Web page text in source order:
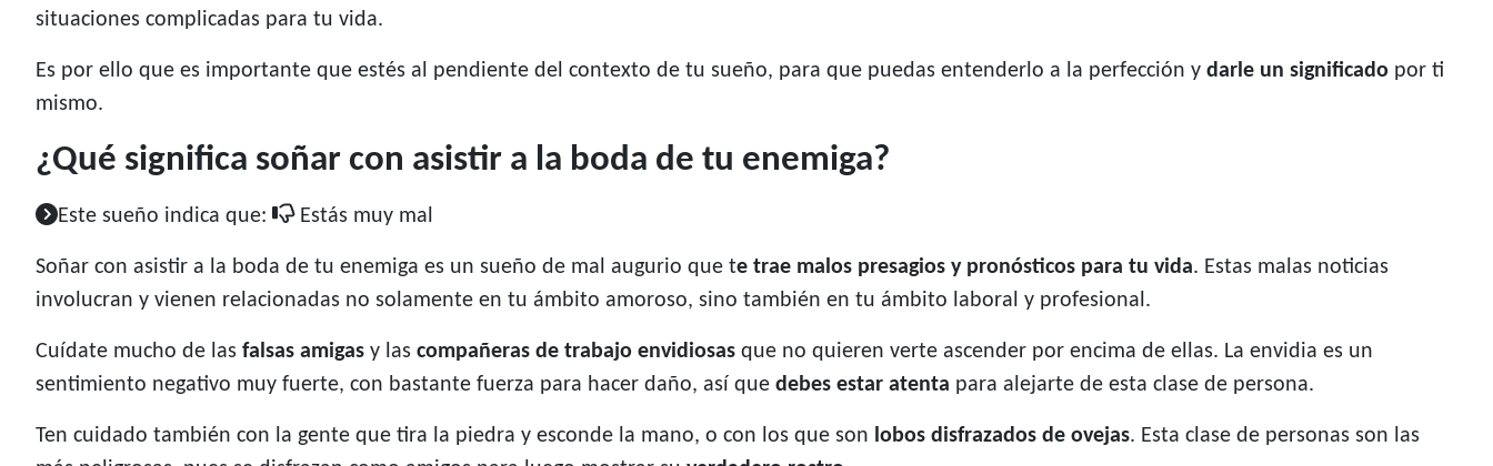
situaciones complicadas para tu vida.
Es por ello que es importante que estés al pendiente del contexto de tu sueño, para que puedas entenderlo a la perfección y darle un significado por ti
mismo.
¿Qué significa soñar con asistir a la boda de tu enemiga?
Este sueño indica que: Estás muy mal
Soñar con asistir a la boda de tu enemiga es un sueño de mal augurio que te trae malos presagios y pronósticos para tu vida. Estas malas noticias
involucran y vienen relacionadas no solamente en tu ámbito amoroso, sino también en tu ámbito laboral y profesional.
Cuídate mucho de las falsas amigas y las compañeras de trabajo envidiosas que no quieren verte ascender por encima de ellas. La envidia es un
sentimiento negativo muy fuerte, con bastante fuerza para hacer daño, así que debes estar atenta para alejarte de esta clase de persona.
Ten cuidado también con la gente que tira la piedra y esconde la mano, o con los que son lobos disfrazados de ovejas. Esta clase de personas son las